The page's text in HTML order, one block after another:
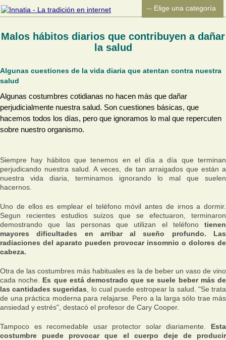
Malos hábitos diarios que contribuyen a dañar
la salud
Algunas cuestiones de la vida diaria que atentan contra nuestra
salud
Algunas costumbres cotidianas no hacen más que dañar
perjudicialmente nuestra salud. Son cuestiones básicas, que
hacemos todos los días, pero que ignoramos lo mal que repercuten
sobre nuestro organismo.
Siempre hay hábitos que tenemos en el día a día que terminan
perjudicando nuestra salud. A veces, de tan arraigados que están a
nuestra vida diaria, terminamos ignorando lo mal que suelen
hacernos.
Uno de ellos es emplear el teléfono móvil antes de irnos a dormir.
Segun recientes estudios suizos que se efectuaron, terminaron
demostrando que las personas que utilizan el teléfono tienen
mayores dificultades en arribar al sueño profundo. Las
radiaciones del aparato pueden provocar insomnio o dolores de
cabeza.
Otra de las costumbres más habituales es la de beber un vaso de vino
cada noche. Es que está demostrado que se suele beber más de
las cantidades sugeridas , lo cual puede estropear la salud. "Se trata
de una práctica moderna para relajarse. Pero a la larga sólo trae más
ansiedad y estrés", destacó el profesor de Cary Cooper.
Tampoco es recomedable usar protector solar diariamente. Esta
costumbre puede provocar que el cuerpo deje de producir